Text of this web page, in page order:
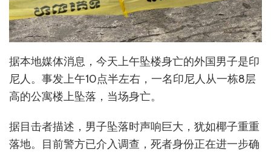
据本地媒体消息，今天上午坠楼身亡的外国男子是印
尼人。事发上午10点半左右，一名印尼人从一栋8层
高的公寓楼上坠落，当场身亡。
据目击者描述，男子坠落时声响巨大，犹如椰子重重
落地。目前警方已介入调查，死者身份正在进一步确